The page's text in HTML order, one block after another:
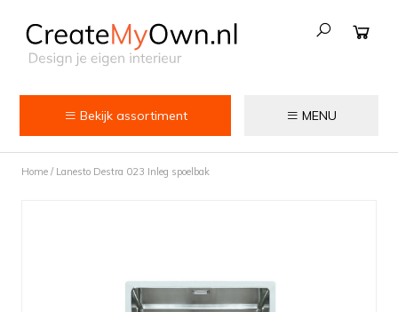
Bekijk assortiment MENU
Home/ Lanesto Destra 023 Inleg spoelbak